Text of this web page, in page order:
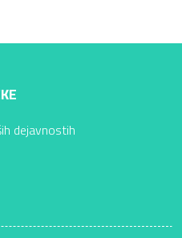
dejavnostih